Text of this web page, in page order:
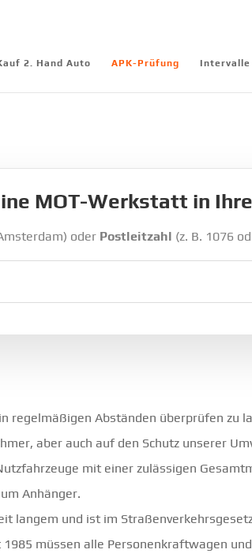
2. Hand Auto APK-Prüfung Intervalle
MOT-Werkstatt in
oder Postleitzahl (z. B. 1076
regelmäßigen Abständen überprüfen zu
aber auch auf den Schutz unserer
mit einer zulässigen
Anhänger.
langem und ist im
müssen alle Personenkraftwagen